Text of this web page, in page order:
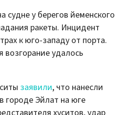
судне у берегов йеменского
ракеты. Инцидент
к юго-западу от порта.
возгорание удалось
заявили, что нанесли
городе Эйлат на юге